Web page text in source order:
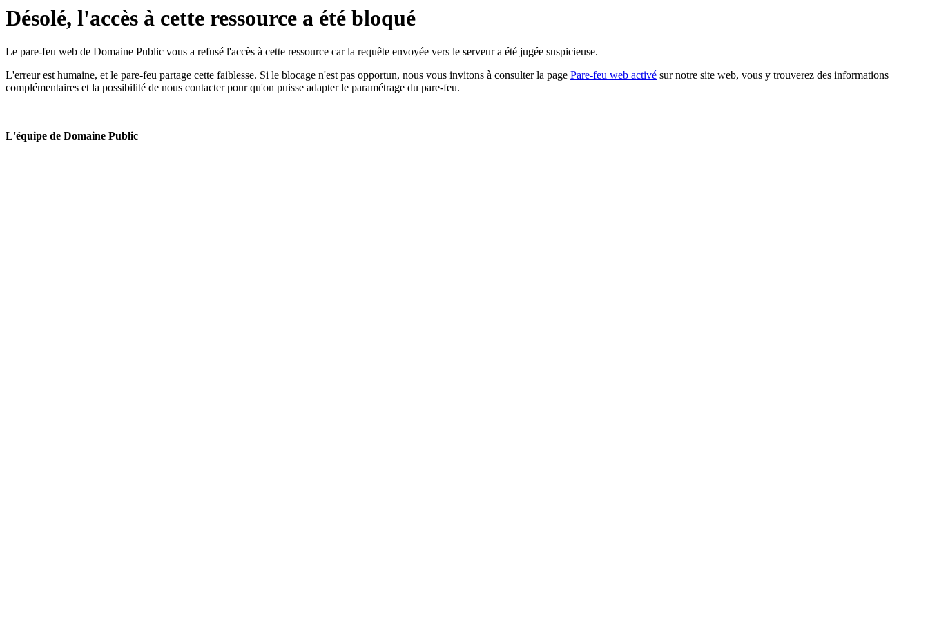
Désolé, l'accès à cette ressource a été bloqué
Le pare-feu web de Domaine Public vous a refusé l'accès à cette ressource car la requête envoyée vers le serveur a été jugée suspicieuse.
L'erreur est humaine, et le pare-feu partage cette faiblesse. Si le blocage n'est pas opportun, nous vous invitons à consulter la page Pare-feu web activé sur notre site web, vous y trouverez des informations
complémentaires et la possibilité de nous contacter pour qu'on puisse adapter le paramétrage du pare-feu.
L'équipe de Domaine Public